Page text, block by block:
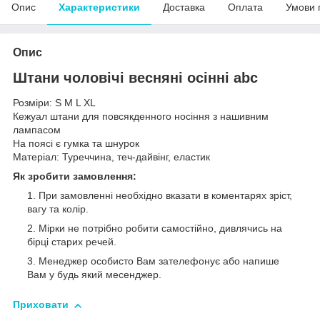
Опис Характеристики Доставка Оплата Умови
Опис
Штани чоловічі весняні осінні abc
Розміри: S M L XL
Кежуал штани для повсякденного носіння з нашивним
лампасом
На поясі є гумка та шнурок
Матеріал: Туреччина, теч-дайвінг, еластик
Як зробити замовлення:
При замовленні необхідно вказати в коментарях зріст,
вагу та колір.
Мірки не потрібно робити самостійно, дивлячись на
бірці старих речей.
Менеджер особисто Вам зателефонує або напише
Вам у будь який месенджер.
Приховати